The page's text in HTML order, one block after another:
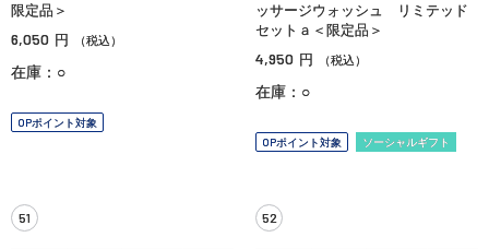
限定品＞
6,050 円 （税込）
在庫：○
OPポイント対象
ッサージウォッシュ リミテッド
セットａ＜限定品＞
4,950 円 （税込）
在庫：○
OPポイント対象 ソーシャルギフト
51 52